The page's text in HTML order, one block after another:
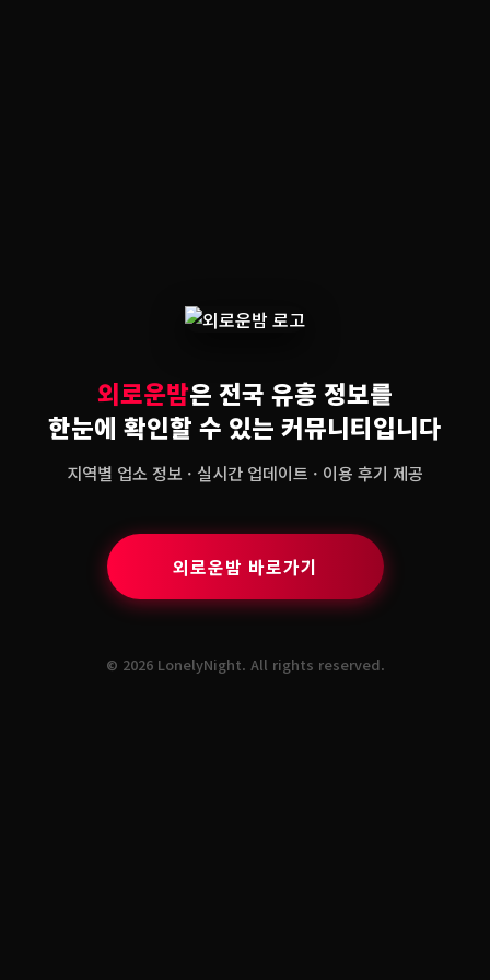
외로운밤은 전국 유흥 정보를
한눈에 확인할 수 있는 커뮤니티입니다
지역별 업소 정보 · 실시간 업데이트 · 이용 후기 제공
외로운밤 바로가기
© 2026 LonelyNight. All rights reserved.